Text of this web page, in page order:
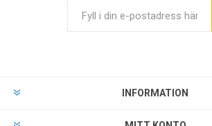
INFORMATION